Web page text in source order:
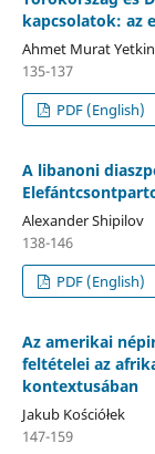
kapcsolatok: az
Ahmet Murat Yetkin
135-137
PDF (English)
A libanoni
Alexander Shipilov
138-146
PDF (English)
Az amerikai
feltételei az
kontextusában
Jakub Kościółek
147-159